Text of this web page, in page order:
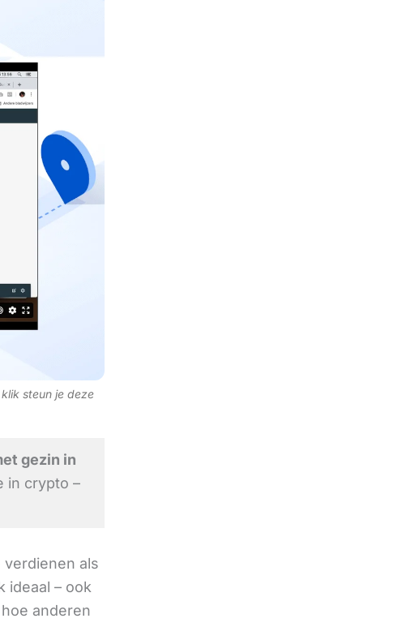
steun je deze
gezin in
in crypto –
verdienen als
ideaal – ook
anderen